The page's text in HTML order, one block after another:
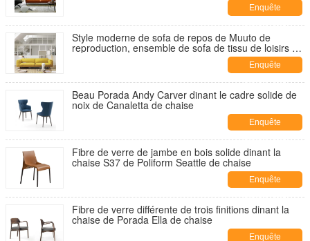
Enquête
maintenant
Style moderne de sofa de repos de Muuto de
reproduction, ensemble de sofa de tissu de loisirs de
Enquête
maintenant
Beau Porada Andy Carver dinant le cadre solide de
noix de Canaletta de chaise
Enquête
maintenant
Fibre de verre de jambe en bois solide dinant la
chaise S37 de Poliform Seattle de chaise
Enquête
maintenant
Fibre de verre différente de trois finitions dinant la
chaise de Porada Ella de chaise
Enquête